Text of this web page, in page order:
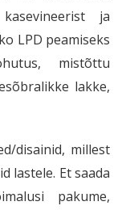
ja
LPD peamiseks
mistõttu
lakke,
disainid, millest
lastele. Et saada
pakume,